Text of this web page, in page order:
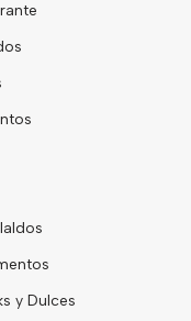
y Dulces